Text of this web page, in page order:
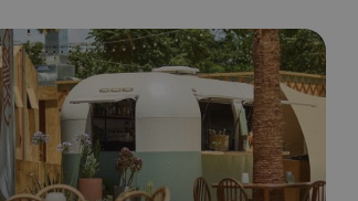
takeOverCookie
__cf_bm